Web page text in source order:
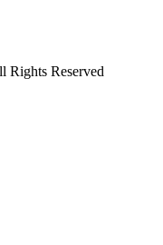
Rights Reserved